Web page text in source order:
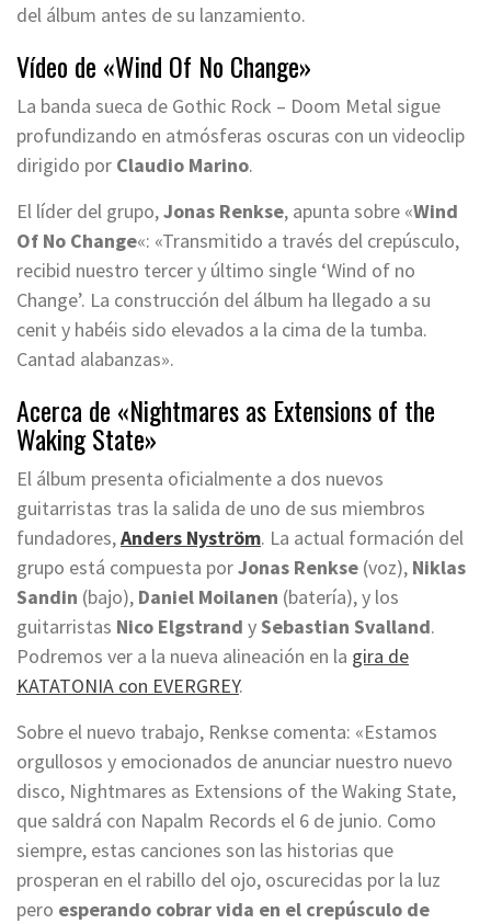
del álbum antes de su lanzamiento.
Vídeo de «Wind Of No Change»
La banda sueca de Gothic Rock – Doom Metal sigue
profundizando en atmósferas oscuras con un videoclip
dirigido por Claudio Marino.
El líder del grupo,Jonas Renkse, apunta sobre «Wind
Of No Change«: «Transmitido a través del crepúsculo,
recibid nuestro tercer y último single ‘Wind of no
Change’. La construcción del álbum ha llegado a su
cenit y habéis sido elevados a la cima de la tumba.
Cantad alabanzas».
Acerca de «Nightmares as Extensions of the
Waking State»
El álbum presenta oficialmente a dos nuevos
guitarristas tras la salida de uno de sus miembros
fundadores,Anders Nyström. La actual formación del
grupo está compuesta porJonas Renkse (voz), Niklas
Sandin (bajo), Daniel Moilanen (batería), y los
guitarristas Nico Elgstrand ySebastian Svalland.
Podremos ver a la nueva alineación en la gira de
KATATONIA con EVERGREY.
Sobre el nuevo trabajo, Renkse comenta: «Estamos
orgullosos y emocionados de anunciar nuestro nuevo
disco, Nightmares as Extensions of the Waking State,
que saldrá con Napalm Records el 6 de junio. Como
siempre, estas canciones son las historias que
prosperan en el rabillo del ojo, oscurecidas por la luz
pero esperando cobrar vida en el crepúsculo de